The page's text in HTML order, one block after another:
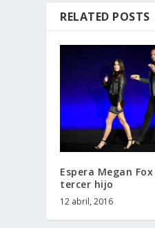
RELATED POSTS
Espera Megan
tercer hijo
12 abril, 2016